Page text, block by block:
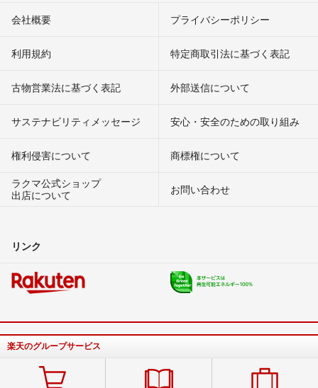
会社概要 プライバシーポリシー
利用規約 特定商取引法に基づく表記
古物営業法に基づく表記 外部送信について
サステナビリティメッセージ 安心・安全のための取り組み
権利侵害について
商標権について
ラクマ公式ショップ
出店について
お問い合わせ
リンク
楽天のグループサービス